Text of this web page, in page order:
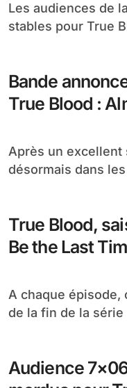
Les audiences de la fin de série sont très
stables pour True
Bande
True Blood :
Après un excellent septième épisode, on rentre
désormais dans
True Blood,
Be the Last
A chaque épisode, on se rapproche inévitable
de la fin de la série
Audience